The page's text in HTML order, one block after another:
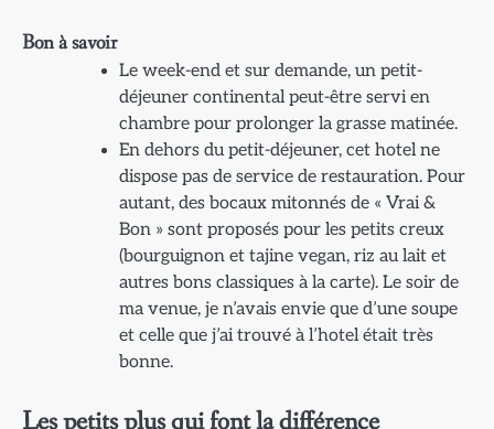
Bon à savoir
Le week-end et sur demande, un petit-
déjeuner continental peut-être servi en
chambre pour prolonger la grasse matinée.
En dehors du petit-déjeuner, cet hotel ne
dispose pas de service de restauration. Pour
autant, des bocaux mitonnés de « Vrai &
Bon » sont proposés pour les petits creux
(bourguignon et tajine vegan, riz au lait et
autres bons classiques à la carte). Le soir de
ma venue, je n’avais envie que d’une soupe
et celle que j’ai trouvé à l’hotel était très
bonne.
Les petits plus qui font la différence